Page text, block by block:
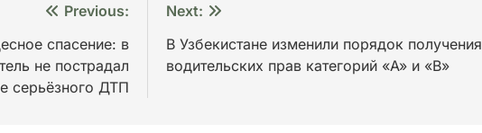
Previous:
спасение: в
не пострадал
серьёзного ДТП
Next:
В Узбекистане изменили порядок получения
водительских прав категорий «A» и «B»